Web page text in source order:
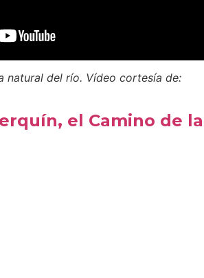
natural del río. Vídeo cortesía de:
el Camino de